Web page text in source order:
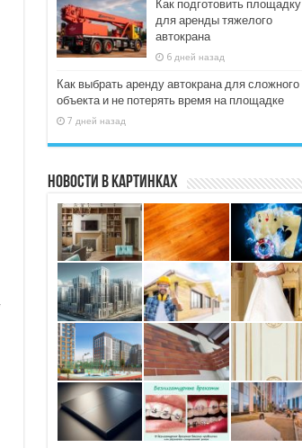
Как подготовить площадку
для аренды тяжелого
автокрана
6 дней назад
Как выбрать аренду автокрана для сложного
объекта и не потерять время на площадке
7 дней назад
Новости в картинках